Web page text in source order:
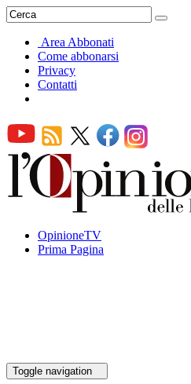
Area Abbonati
Come abbonarsi
Privacy
Contatti
OpinioneTV
Prima Pagina
Toggle navigation